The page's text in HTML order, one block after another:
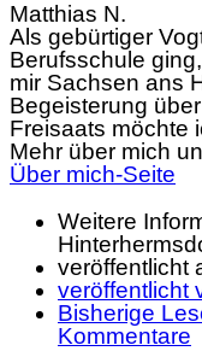
Matthias N.
Als gebürtiger
Berufsschule
mir Sachsen ans
Begeisterung
Freisaats möchte
Mehr über mich
Über mich-Seite
Weitere
veröffentlicht
veröffentlicht
Bisherige
Kommentare